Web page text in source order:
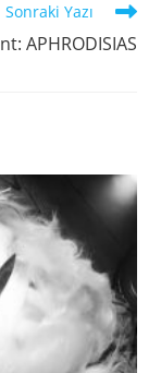
Sonraki Yazı
APHRODISIAS